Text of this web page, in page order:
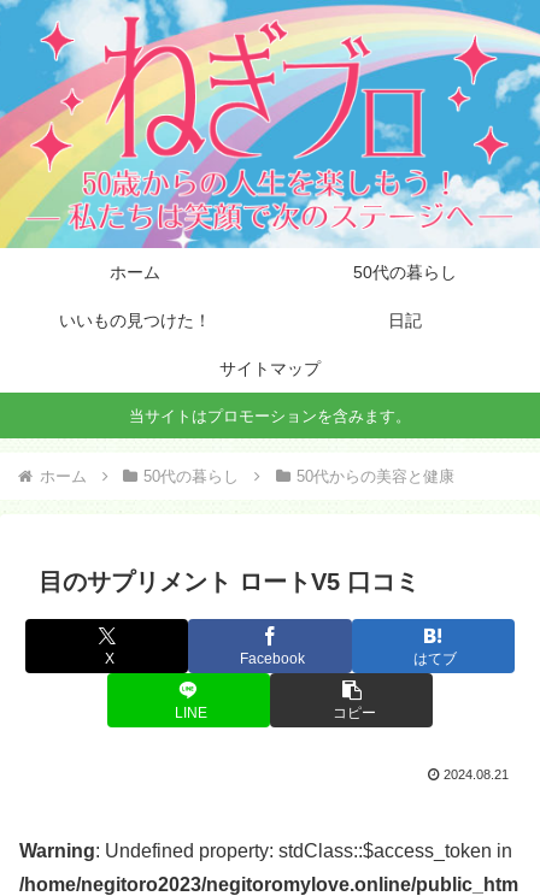
ホーム 50代の暮らし
いいもの見つけた！ 日記
サイトマップ
当サイトはプロモーションを含みます。
ホーム 50代の暮らし 50代からの美容と健康
目のサプリメント ロートV5 口コミ
X Facebook はてブ
LINE コピー
2024.08.21
Warning: Undefined property: stdClass::$access_token in
/home/negitoro2023/negitoromylove.online/public_htm